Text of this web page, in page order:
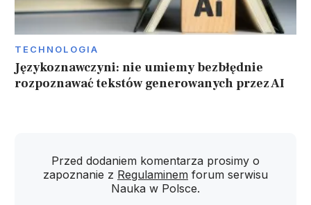
TECHNOLOGIA
Językoznawczyni: nie umiemy bezbłędnie
rozpoznawać tekstów generowanych przez AI
Przed dodaniem komentarza prosimy o
zapoznanie z Regulaminem forum serwisu
Nauka w Polsce.